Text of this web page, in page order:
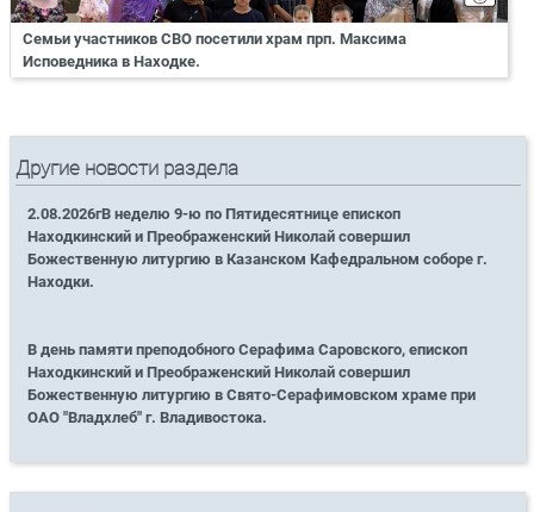
Семьи участников СВО посетили храм прп. Максима
Исповедника в Находке.
Другие новости раздела
2.08.2026гВ неделю 9-ю по Пятидесятнице епископ
Находкинский и Преображенский Николай совершил
Божественную литургию в Казанском Кафедральном соборе г.
Находки.
В день памяти преподобного Серафима Саровского, епископ
Находкинский и Преображенский Николай совершил
Божественную литургию в Свято-Серафимовском храме при
ОАО "Владхлеб" г. Владивостока.